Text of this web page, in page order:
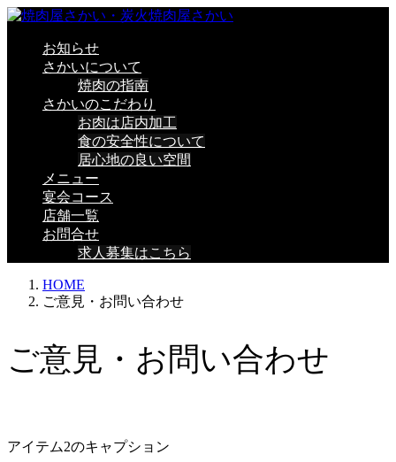
お知らせ
さかいについて
焼肉の指南
さかいのこだわり
お肉は店内加工
食の安全性について
居心地の良い空間
メニュー
宴会コース
店舗一覧
お問合せ
求人募集はこちら
HOME
ご意見・お問い合わせ
ご意見・お問い合わせ
アイテム2のキャプション